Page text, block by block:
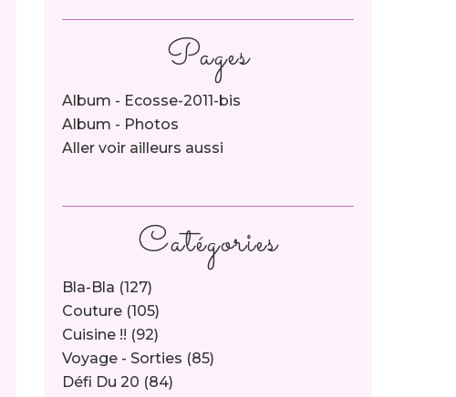
Catégories
Bla-Bla (127)
Couture (105)
Cuisine !! (92)
Voyage - Sorties (85)
Défi Du 20 (84)
Pages
Album - Ecosse-2011-bis
Album - Photos
Aller voir ailleurs aussi